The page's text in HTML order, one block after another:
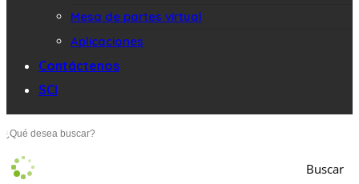
Mesa de partes virtual
Aplicaciones
Contáctenos
SCI
Buscar